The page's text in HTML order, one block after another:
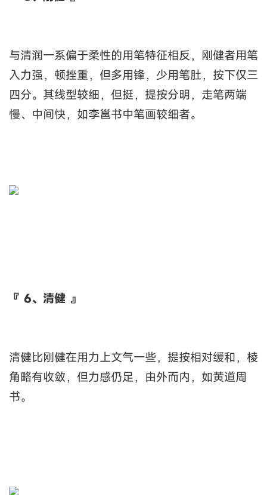
与清润一系偏于柔性的用笔特征相反，刚健者用笔
入力强，顿挫重，但多用锋，少用笔肚，按下仅三
四分。其线型较细，但挺，提按分明，走笔两端
慢、中间快，如李邕书中笔画较细者。
『 6、清健 』
清健比刚健在用力上文气一些，提按相对缓和，棱
角略有收敛，但力感仍足，由外而内，如黄道周
书。